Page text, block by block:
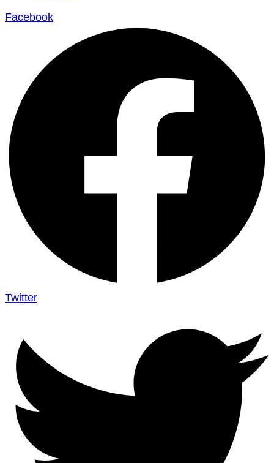
Facebook
Twitter